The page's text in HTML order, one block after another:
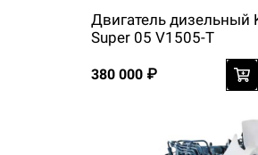
Двигатель дизельный
Super 05 V1505-T
380 000 ₽